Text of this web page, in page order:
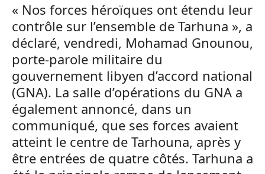
« Nos forces héroïques ont étendu leur
contrôle sur l’ensemble de Tarhuna », a
déclaré, vendredi, Mohamad Gnounou,
porte-parole militaire du
gouvernement libyen d’accord national
(GNA). La salle d’opérations du GNA a
également annoncé, dans un
communiqué, que ses forces avaient
atteint le centre de Tarhouna, après y
être entrées de quatre côtés. Tarhuna a